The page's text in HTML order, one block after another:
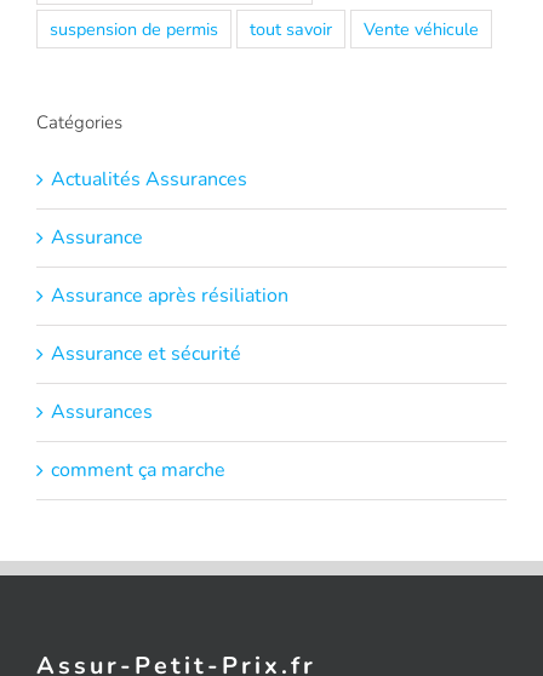
suspension de permis
tout savoir Vente véhicule
Catégories
Actualités Assurances
Assurance
Assurance après résiliation
Assurance et sécurité
Assurances
comment ça marche
Assur-Petit-Prix.fr